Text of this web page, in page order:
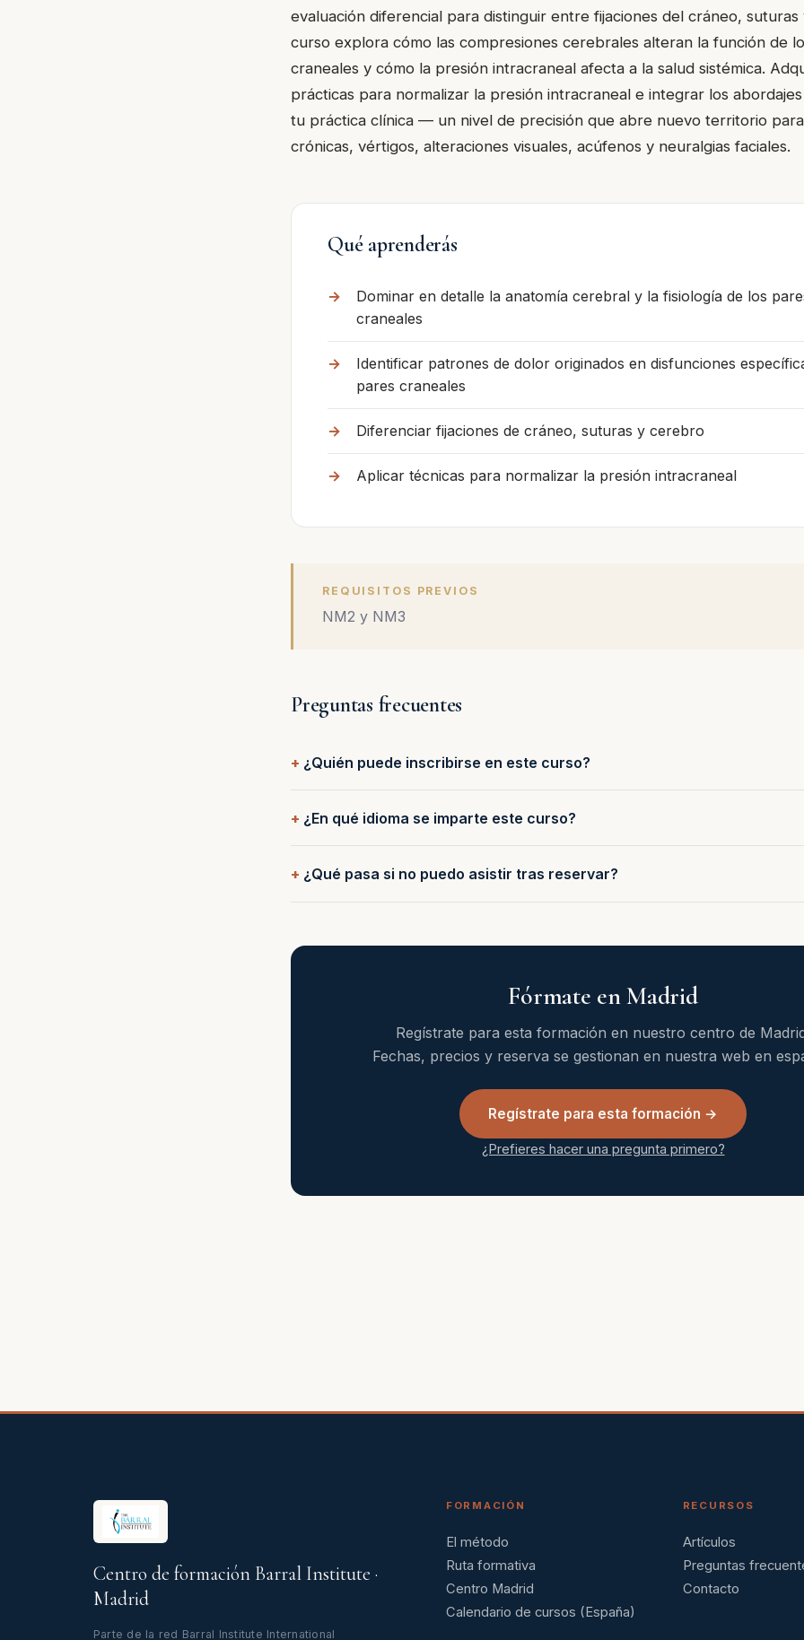
evaluación diferencial para distinguir entre fijaciones del cráneo,
curso explora cómo las compresiones cerebrales alteran la función de
craneales y cómo la presión intracraneal afecta a la salud sistémica.
prácticas para normalizar la presión intracraneal e integrar los
tu práctica clínica — un nivel de precisión que abre nuevo territorio
crónicas, vértigos, alteraciones visuales, acúfenos y neuralgias faciales.
Qué aprenderás
Dominar en detalle la anatomía cerebral y la fisiología de los
craneales
Identificar patrones de dolor originados en disfunciones
pares craneales
Diferenciar fijaciones de cráneo, suturas y cerebro
Aplicar técnicas para normalizar la presión intracraneal
REQUISITOS PREVIOS
NM2 y NM3
Preguntas frecuentes
¿Quién puede inscribirse en este curso?
¿En qué idioma se imparte este curso?
¿Qué pasa si no puedo asistir tras reservar?
Fórmate en Madrid
Regístrate para esta formación en nuestro centro de
Fechas, precios y reserva se gestionan en nuestra web en
Regístrate para esta formación →
¿Prefieres hacer una pregunta primero?
Centro de formación Barral Institute ·
Madrid
Parte de la red Barral Institute International
FORMACIÓN
El método
Ruta formativa
Centro Madrid
Calendario de cursos (España)
RECURSOS
Artículos
Preguntas
Contacto